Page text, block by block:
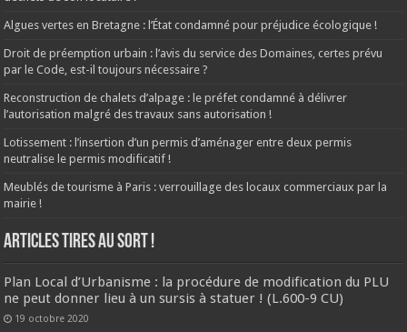
Algues vertes en Bretagne : l’État condamné pour préjudice écologique !
Droit de préemption urbain : l’avis du service des Domaines, certes prévu
par le Code, est-il toujours nécessaire ?
Reconstruction de chalets d’alpage : le préfet condamné à délivrer
l’autorisation malgré des travaux sans autorisation !
Lotissement : l’insertion d’un permis d’aménager entre deux permis
neutralise le permis modificatif !
Meublés de tourisme à Paris : verrouillage des locaux commerciaux par la
mairie !
ARTICLES TIRES AU SORT !
Plan Local d’Urbanisme : la procédure de modification du PLU
ne peut donner lieu à un sursis à statuer ! (L.600-9 CU)
19 octobre 2020